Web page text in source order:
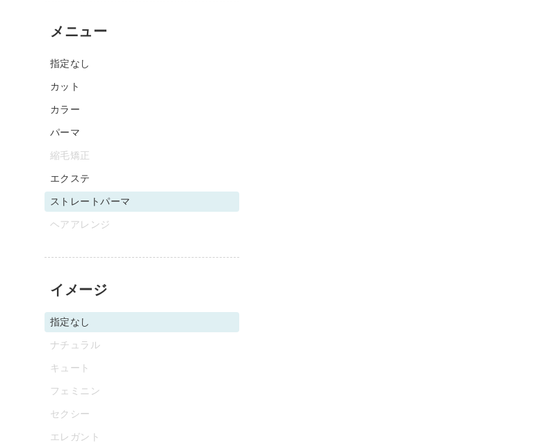
メニュー
指定なし
カット
カラー
パーマ
縮毛矯正
エクステ
ストレートパーマ
ヘアアレンジ
イメージ
指定なし
ナチュラル
キュート
フェミニン
セクシー
エレガント